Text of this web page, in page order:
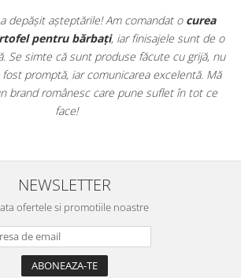
de apă în fibre.
de înaltă rezistență:Firul utilizat preia
fără a tăia pielea și fără a se slăbi la colțuri
adaptare:
Materialul elastic se subțiază
buzunarului și revine la densitatea
la extragere.
depășit așteptările! Am comandat o curea
pentru bărbați, iar finisajele sunt de o
Se simte că sunt produse făcute cu grijă, nu
fost promptă, iar comunicarea excelentă. Mă
brand românesc care pune suflet în tot ce
face!
NEWSLETTER
ofertele si promotiile noastre